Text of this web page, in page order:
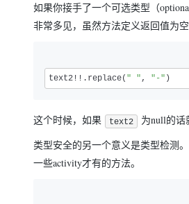
如果你接手了一个可选类型（
非常多见，虽然方法定义返回值为
text2!!.replace( " " , "-" )
这个时候，如果 text2 为null的话
类型安全的另一个意义是类型检测
一些activity才有的方法。